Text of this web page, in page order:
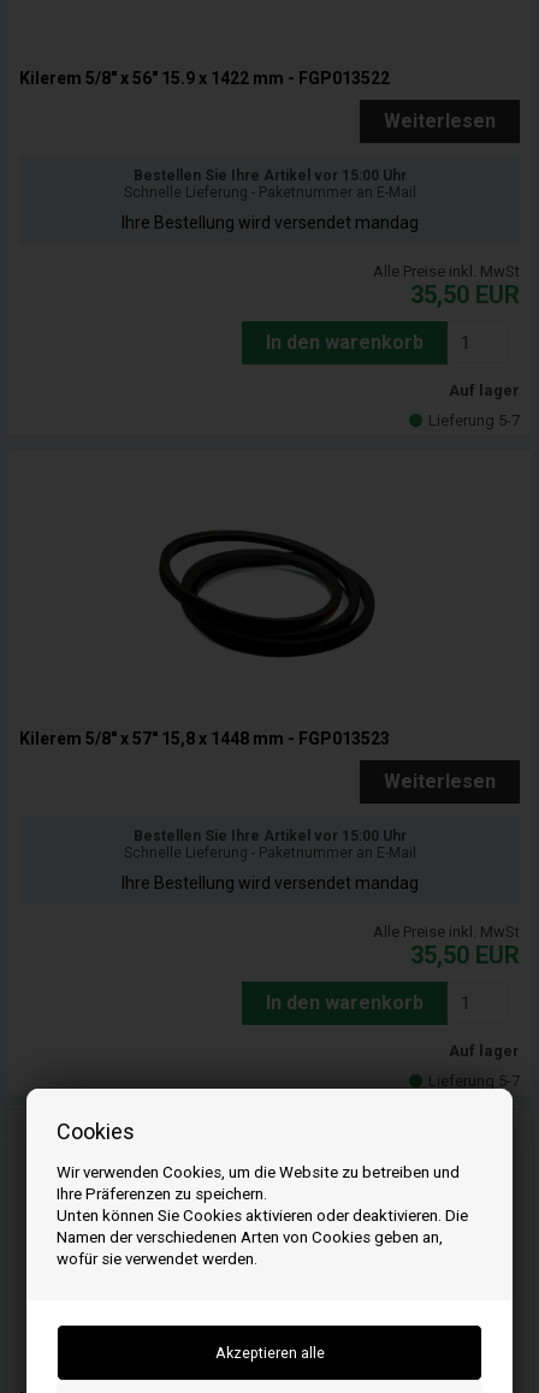
Cookies
Wir verwenden Cookies, um die Website zu betreiben und
Ihre Präferenzen zu speichern.
Unten können Sie Cookies aktivieren oder deaktivieren. Die
Namen der verschiedenen Arten von Cookies geben an,
wofür sie verwendet werden.
Kilerem 5/8" x 56" 15.9 x 1422 mm - FGP013522
Weiterlesen
Bestellen Sie Ihre Artikel vor 15:00 Uhr
Schnelle Lieferung - Paketnummer an E-Mail
Ihre Bestellung wird versendet mandag
Alle Preise inkl. MwSt
35,50 EUR
In den warenkorb
Auf lager
Lieferung 5-7
Kilerem 5/8" x 57" 15,8 x 1448 mm - FGP013523
Weiterlesen
Bestellen Sie Ihre Artikel vor 15:00 Uhr
Schnelle Lieferung - Paketnummer an E-Mail
Ihre Bestellung wird versendet mandag
Alle Preise inkl. MwSt
35,50 EUR
In den warenkorb
Auf lager
Lieferung 5-7